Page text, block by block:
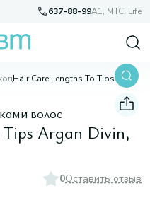
637-88-99A1, МТС, Life
Hair Care Lengths To Tips Argan Divin, 100 мл
волос
Argan Divin,
0Оставить отзыв